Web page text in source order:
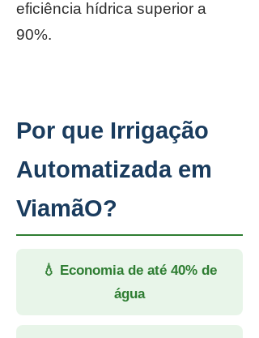
eficiência hídrica superior a
90%.
Por que Irrigação
Automatizada em
ViamãO?
💧 Economia de até 40% de
água